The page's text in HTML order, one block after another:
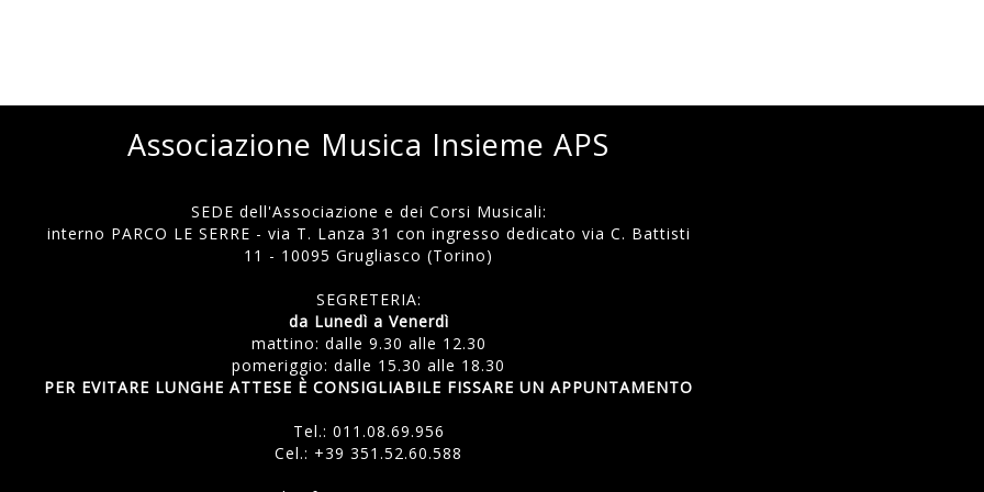
Associazione Musica Insieme APS
SEDE dell'Associazione e dei Corsi Musicali:
interno PARCO LE SERRE - via T. Lanza 31 con ingresso dedicato via C. Battisti
11 - 10095 Grugliasco (Torino)
SEGRETERIA:
da Lunedì a Venerdì
mattino: dalle 9.30 alle 12.30
pomeriggio: dalle 15.30 alle 18.30
PER EVITARE LUNGHE ATTESE È CONSIGLIABILE FISSARE UN APPUNTAMENTO
Tel.: 011.08.69.956
Cel.: +39 351.52.60.588